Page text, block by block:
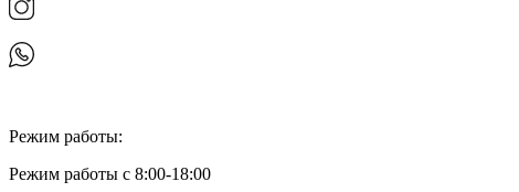
Режим работы:
Режим работы с 8:00-18:00